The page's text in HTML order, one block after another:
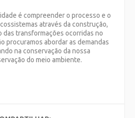
é compreender o processo e o
através da construção,
das transformações ocorridas no
procuramos abordar as demandas
na conservação da nossa
do meio ambiente.